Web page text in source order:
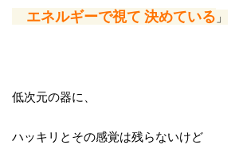
エネルギーで視て 決めている 」
低次元の器に、
ハッキリとその感覚は残らないけど